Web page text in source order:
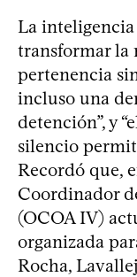
La
transformar la
pertenencia
incluso una
detención”, y
silencio
Recordó que,
Coordinador
(OCOA IV)
organizada
Rocha,